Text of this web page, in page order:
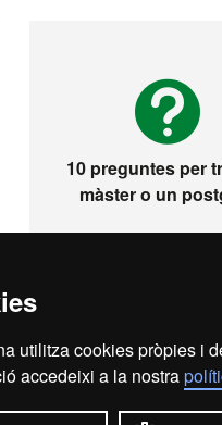
utilitza cookies pròpies i
accedeixi a la nostra
10 preguntes per
màster o un
Avís legal
2026